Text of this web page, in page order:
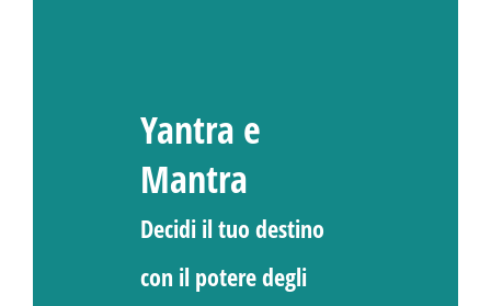
Yantra e
Mantra
Decidi il tuo destino
con il potere degli